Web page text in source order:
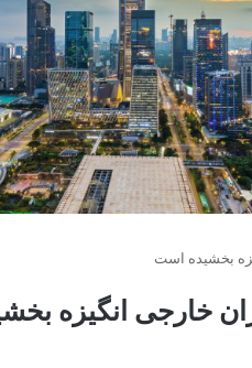
بخشیده است
خارجی انگیزه